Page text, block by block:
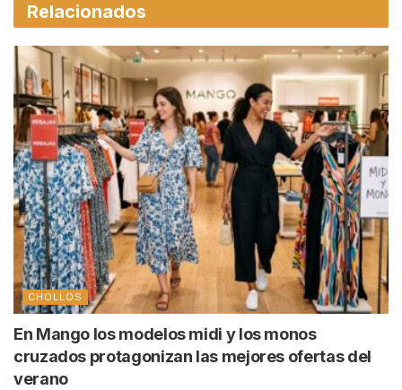
Relacionados
CHOLLOS
En Mango los modelos midi y los monos
cruzados protagonizan las mejores ofertas del
verano